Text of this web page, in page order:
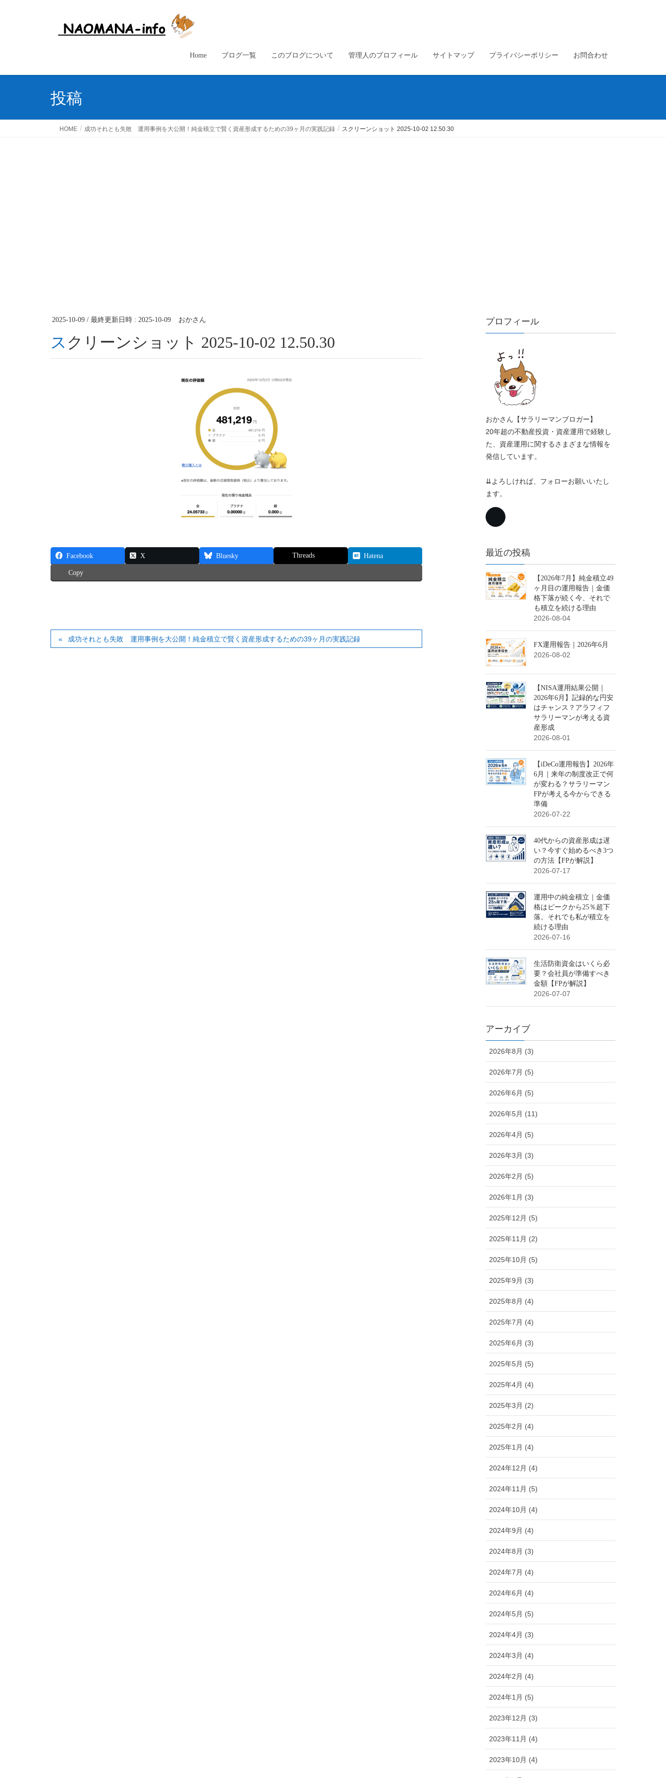
Home ブログ一覧 このブログについて 管理人のプロフィール サイトマップ プライバシーポリシー お問合わせ
投稿
HOME 成功それとも失敗 運用事例を大公開！純金積立で賢く資産形成するための39ヶ月の実践記録 スクリーンショット 2025-10-02 12.50.30
2025-10-09 / 最終更新日時 : 2025-10-09 おかさん
スクリーンショット 2025-10-02 12.50.30
Facebook X Bluesky Threads Hatena
Copy
成功それとも失敗 運用事例を大公開！純金積立で賢く資産形成するための39ヶ月の実践記録
プロフィール
おかさん【サラリーマンブロガー】
20年超の不動産投資・資産運用で経験し
た、資産運用に関するさまざまな情報を
発信しています。
⇊よろしければ、フォローお願いいたし
ます。
最近の投稿
【2026年7月】純金積立49
ヶ月目の運用報告｜金価
格下落が続く今、それで
も積立を続ける理由
2026-08-04
FX運用報告｜2026年6月
2026-08-02
【NISA運用結果公開｜
2026年6月】記録的な円安
はチャンス？アラフィフ
サラリーマンが考える資
産形成
2026-08-01
【iDeCo運用報告】2026年
6月｜来年の制度改正で何
が変わる？サラリーマン
FPが考える今からできる
準備
2026-07-22
40代からの資産形成は遅
い？今すぐ始めるべき3つ
の方法【FPが解説】
2026-07-17
運用中の純金積立｜金価
格はピークから25％超下
落。それでも私が積立を
続ける理由
2026-07-16
生活防衛資金はいくら必
要？会社員が準備すべき
金額【FPが解説】
2026-07-07
アーカイブ
2026年8月 (3)
2026年7月 (5)
2026年6月 (5)
2026年5月 (11)
2026年4月 (5)
2026年3月 (3)
2026年2月 (5)
2026年1月 (3)
2025年12月 (5)
2025年11月 (2)
2025年10月 (5)
2025年9月 (3)
2025年8月 (4)
2025年7月 (4)
2025年6月 (3)
2025年5月 (5)
2025年4月 (4)
2025年3月 (2)
2025年2月 (4)
2025年1月 (4)
2024年12月 (4)
2024年11月 (5)
2024年10月 (4)
2024年9月 (4)
2024年8月 (3)
2024年7月 (4)
2024年6月 (4)
2024年5月 (5)
2024年4月 (3)
2024年3月 (4)
2024年2月 (4)
2024年1月 (5)
2023年12月 (3)
2023年11月 (4)
2023年10月 (4)